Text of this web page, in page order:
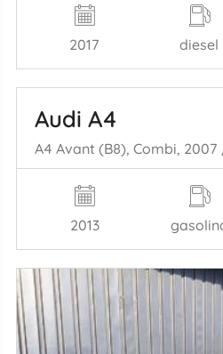
2017 diesel
Audi A4
A4 Avant (B8), Combi, 2007
2013